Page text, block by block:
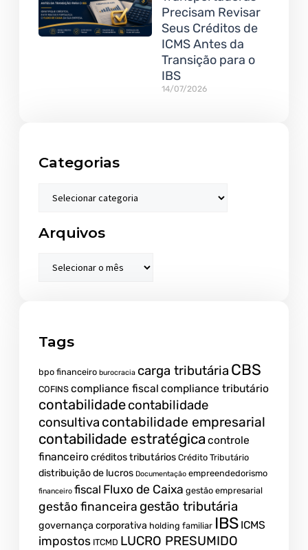
Precisam Revisar
Seus Créditos de
ICMS Antes da
Transição para o
IBS
14/07/2026
Categorias
Arquivos
Tags
bpo financeiro burocracia carga tributária CBS
COFINS compliance fiscal compliance tributário
contabilidadecontabilidade
consultiva contabilidade empresarial
contabilidade estratégica controle
financeirocréditos tributários Crédito Tributário
distribuição de lucros Documentação empreendedorismo
financeiro fiscal Fluxo de Caixa gestão empresarial
gestão financeira gestão tributária
governança corporativa holding familiar IBS ICMS
impostos ITCMD LUCRO PRESUMIDO